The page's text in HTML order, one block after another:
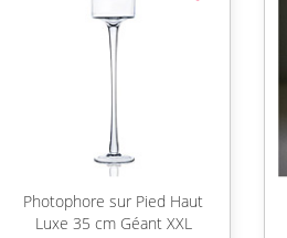
Photophore sur Pied Haut
Luxe 35 cm Géant XXL